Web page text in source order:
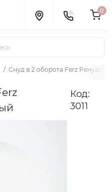
0
Снуд в 2 оборота Ferz Ренуар
Код:
3011